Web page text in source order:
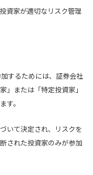
資家が適切なリスク管理
するためには、証券会社
」または「特定投資家」
す。
いて決定され、リスクを
された投資家のみが参加